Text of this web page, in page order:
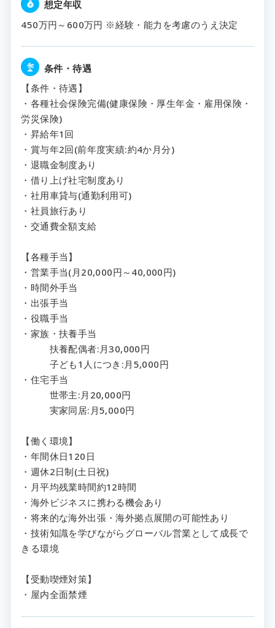
想定年収
450万円～600万円 ※経験・能力を考慮のうえ決定
条件・待遇
【条件・待遇】
・各種社会保険完備(健康保険・厚生年金・雇用保険・
労災保険)
・昇給年1回
・賞与年2回(前年度実績:約4か月分)
・退職金制度あり
・借り上げ社宅制度あり
・社用車貸与(通勤利用可)
・社員旅行あり
・交通費全額支給
【各種手当】
・営業手当(月20,000円～40,000円)
・時間外手当
・出張手当
・役職手当
・家族・扶養手当
扶養配偶者:月30,000円
子ども1人につき:月5,000円
・住宅手当
世帯主:月20,000円
実家同居:月5,000円
【働く環境】
・年間休日120日
・週休2日制(土日祝)
・月平均残業時間約12時間
・海外ビジネスに携わる機会あり
・将来的な海外出張・海外拠点展開の可能性あり
・技術知識を学びながらグローバル営業として成長で
きる環境
【受動喫煙対策】
・屋内全面禁煙